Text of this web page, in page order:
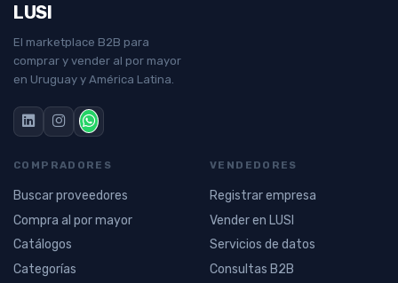
LUSI
El marketplace B2B para
comprar y vender al por mayor
en Uruguay y América Latina.
COMPRADORES
Buscar proveedores
Compra al por mayor
Catálogos
Categorías
VENDEDORES
Registrar empresa
Vender en LUSI
Servicios de datos
Consultas B2B